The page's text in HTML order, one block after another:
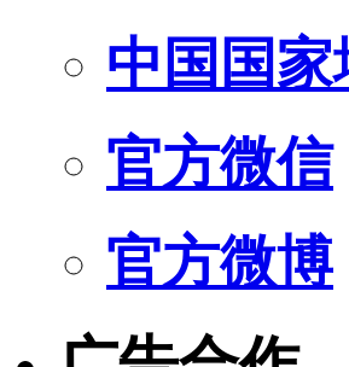
中国国
官方微信
官方微博